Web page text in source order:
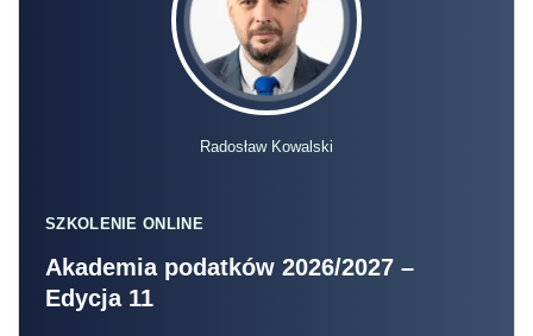
Radosław Kowalski
SZKOLENIE ONLINE
Akademia podatków 2026/2027 –
Edycja 11